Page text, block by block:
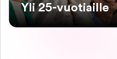
Yli 25-vuotiaille